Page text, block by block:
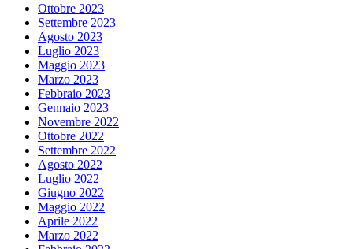
Ottobre 2023
Settembre 2023
Agosto 2023
Luglio 2023
Maggio 2023
Marzo 2023
Febbraio 2023
Gennaio 2023
Novembre 2022
Ottobre 2022
Settembre 2022
Agosto 2022
Luglio 2022
Giugno 2022
Maggio 2022
Aprile 2022
Marzo 2022